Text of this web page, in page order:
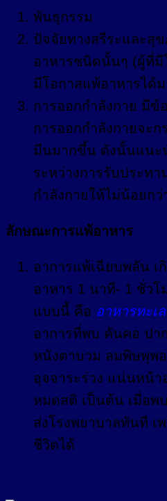
พันธุกรรม
ปัจจัยทางสรีระและสุ
อาหารชนิดนั้นๆ (ผู้ที่มี
มีโอกาสแพ้อาหารได้
การออกกำลังกาย มีข้
การออกกำลังกายจะ
มีนมากขึ้น ดังนั้นแนะ
ระหว่างการรับประท
กำลังกายให้ไม่น้อยกว่
ลักษณะการแพ้อาหาร
อาการแพ้เฉียบพลัน
อาหาร 1 นาที- 1 ชั่ว
แบบนี้ คือ อาหารทะเล
อาการที่พบ คันคอ ปา
หนังตาบวม ลมพิษพุพ
อุจจาระร่วง แน่นหน้า
หมดสติ เป็นต้น เมื่อพ
ส่งโรงพยาบาลทันที เ
ชีวิตได้